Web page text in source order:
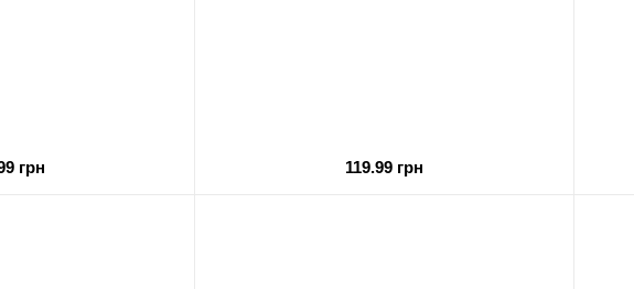
грн 119.99 грн